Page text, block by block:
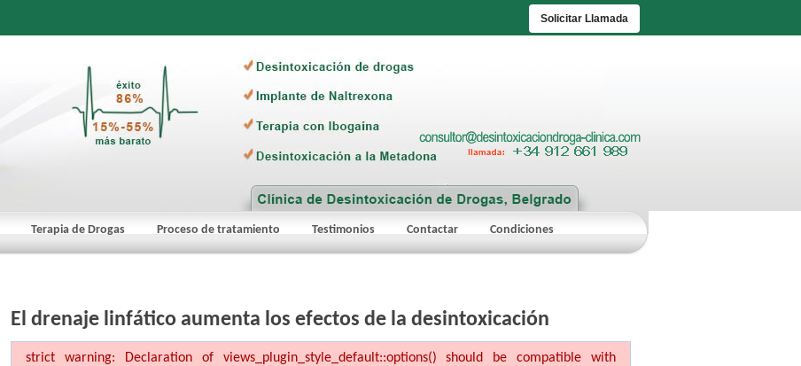
Solicitar Llamada
Terapia de Drogas Proceso de tratamiento Testimonios Contactar Condiciones
El drenaje linfático aumenta los efectos de la desintoxicación
strict warning: Declaration of views_plugin_style_default::options() should be compatible with